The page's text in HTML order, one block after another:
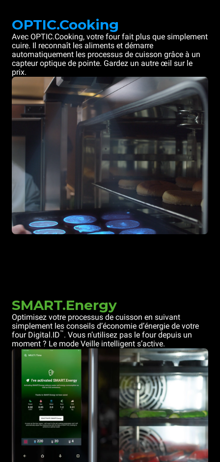
OPTIC.Cooking
Avec OPTIC.Cooking, votre four fait plus que simplement
cuire. Il reconnaît les aliments et démarre
automatiquement les processus de cuisson grâce à un
capteur optique de pointe. Gardez un autre œil sur le
prix.
SMART.Energy
Optimisez votre processus de cuisson en suivant
simplement les conseils d’économie d’énergie de votre
four Digital.ID™. Vous n’utilisez pas le four depuis un
moment ? Le mode Veille intelligent s’active.